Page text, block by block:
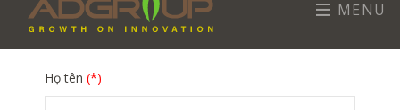
MENU
Họ tên (*)